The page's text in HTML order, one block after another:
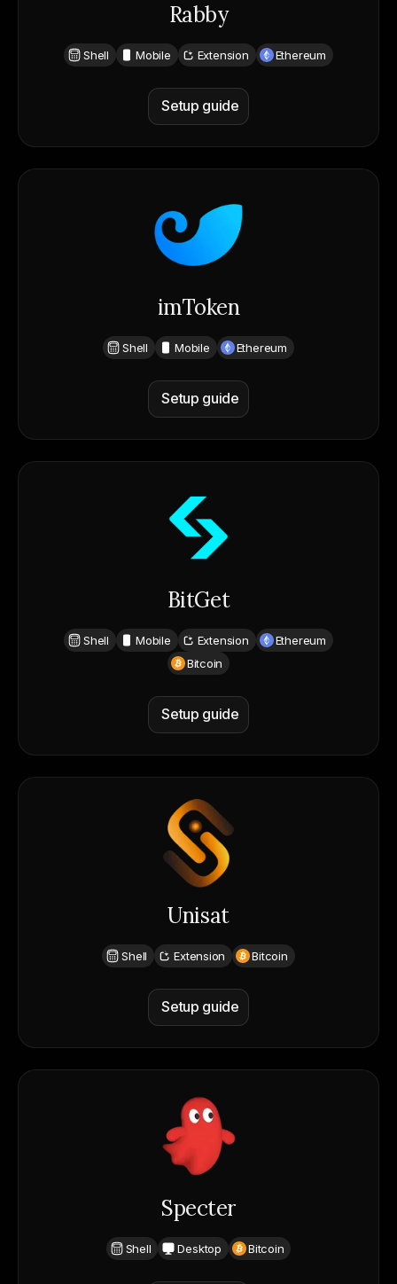
Rabby
Shell Mobile Extension Ethereum
Setup guide
imToken
Shell Mobile Ethereum
Setup guide
BitGet
Shell Mobile Extension
Ethereum
Bitcoin
Setup guide
Unisat
Shell Extension Bitcoin
Setup guide
Specter
Shell Desktop Bitcoin